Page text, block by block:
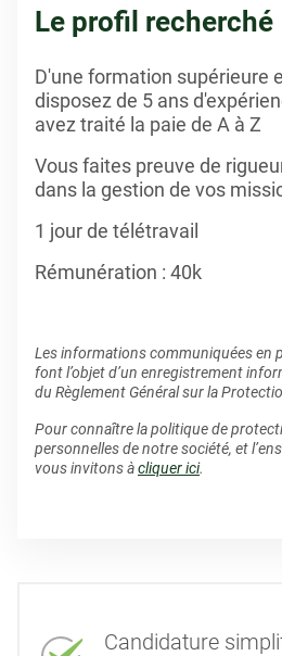
Le profil recherché
D'une formation supérieure
disposez de 5 ans
avez traité la paie de A à Z
Vous faites preuve de
dans la gestion de vos
1 jour de télétravail
Rémunération : 40k
Les informations communiquées en
font l’objet d’un enregistrement
du Règlement Général sur la
Pour connaître la politique de
personnelles de notre société, et
vous invitons àcliquer ici.
Candidature